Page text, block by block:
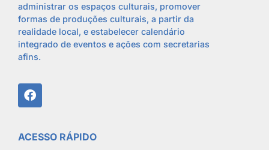
administrar os espaços culturais, promover
formas de produções culturais, a partir da
realidade local, e estabelecer calendário
integrado de eventos e ações com secretarias
afins.
ACESSO RÁPIDO